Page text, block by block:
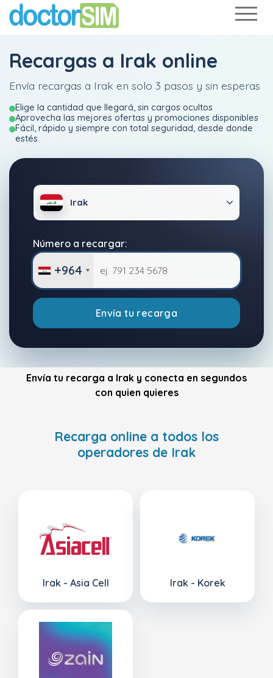
Recargas a Irak online
Envía recargas a Irak en solo 3 pasos y sin esperas
Elige la cantidad que llegará, sin cargos ocultos
Aprovecha las mejores ofertas y promociones disponibles
Fácil, rápido y siempre con total seguridad, desde donde
estés
Irak
Número a recargar:
+964
Envía tu recarga
Envía tu recarga a Irak y conecta en segundos
con quien quieres
Recarga online a todos los
operadores de Irak
Irak - Asia Cell Irak - Korek